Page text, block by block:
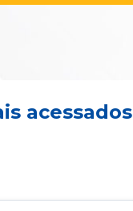
acessados